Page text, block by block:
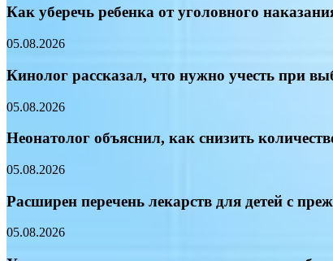
Как уберечь ребенка от уголовного
05.08.2026
Кинолог рассказал, что нужно учесть при
05.08.2026
Неонатолог объяснил, как снизить
05.08.2026
Расширен перечень лекарств для детей с
05.08.2026